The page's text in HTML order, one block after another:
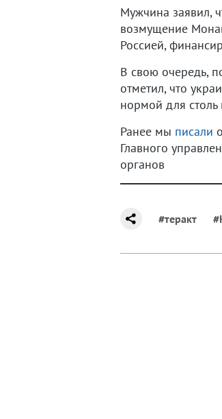
Мужчина заявил,
возмущение
Россией,
В свою очередь,
отметил, что
нормой для
Ранее мы писали
Главного
органов
#теракт